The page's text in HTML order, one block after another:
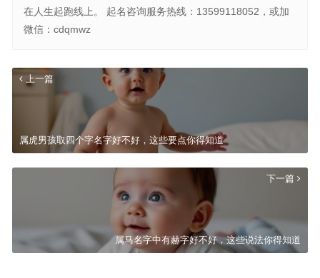
在人生起跑线上。 起名咨询服务热线：13599118052，或加
微信：cdqmwz
上一篇
属虎男孩取四个字名字好不好，这些要点你得知道
下一篇
属马名字中有赫字好不好，这些说法你得知道